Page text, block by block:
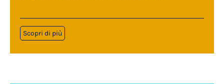
Scopri di più